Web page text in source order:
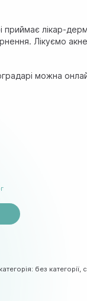
приймає лікар-
Лікуємо
можна
без категорії,